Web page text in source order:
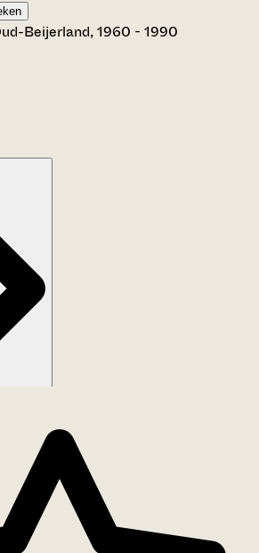
Beijerland, 1960 - 1990